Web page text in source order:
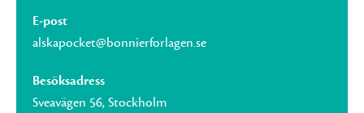
E-post
alskapocket@bonnierforlagen.se
Besöksadress
Sveavägen 56, Stockholm